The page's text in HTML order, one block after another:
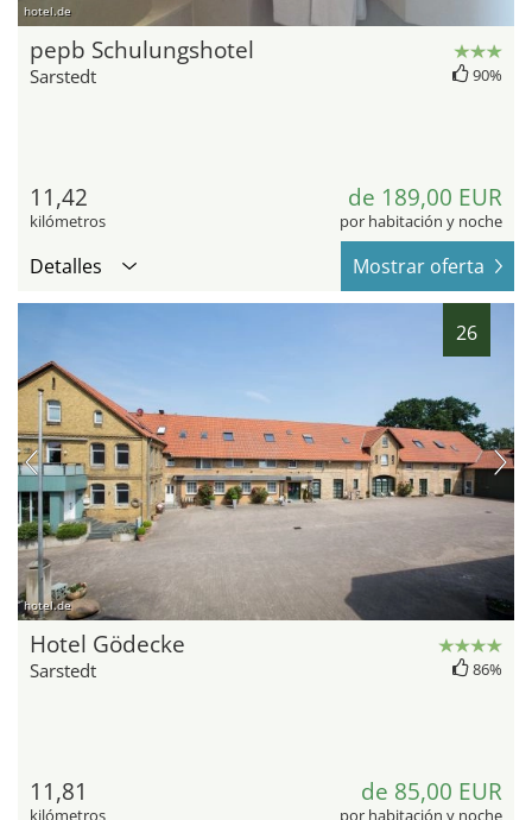
hotel.de
pepb Schulungshotel
Sarstedt 90%
11,42
kilómetros
de 189,00 EUR
por habitación y noche
Detalles Mostrar oferta
26
hotel.de
Hotel Gödecke
Sarstedt 86%
11,81 de 85,00 EUR